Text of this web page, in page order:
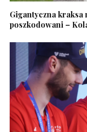
Gigantyczna kraksa
poszkodowani –